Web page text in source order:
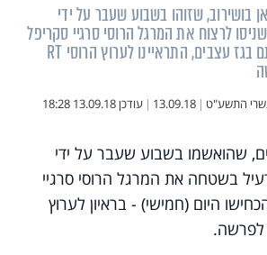
בושירוב, שזוהו בשבוע שעבר על ידי
לרצוח את המרגל הרוסי סרגיי סקריפל
ובתו באמצעות הרעלתם בגז עצבים, התראיינו לערוץ הרוסי RT
התשע"ט |
13.09.18
| עודכן13.09.18 18:28
שהואשמו בשבוע שעבר על ידי
בשטחה את המרגל הרוסי סרגיי
היום (חמישי) - בראיון לערוץ